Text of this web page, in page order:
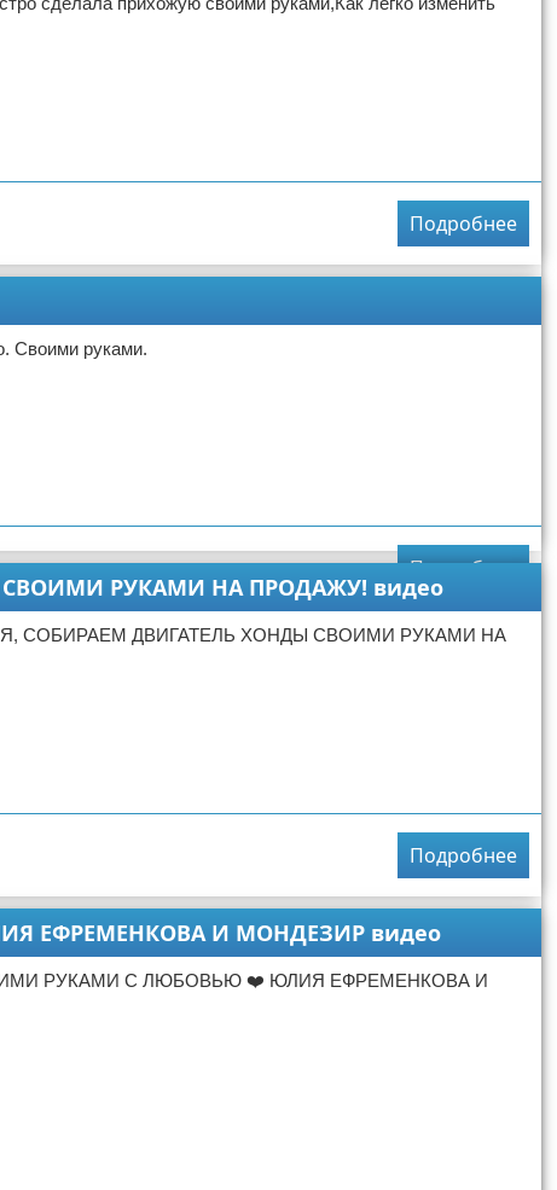
Подробнее
Своими руками.
Подробнее
РУКАМИ НА ПРОДАЖУ! видео
СОБИРАЕМ ДВИГАТЕЛЬ ХОНДЫ СВОИМИ РУКАМИ НА
Подробнее
ЕФРЕМЕНКОВА И МОНДЕЗИР видео
РУКАМИ С ЛЮБОВЬЮ ❤️ ЮЛИЯ ЕФРЕМЕНКОВА И